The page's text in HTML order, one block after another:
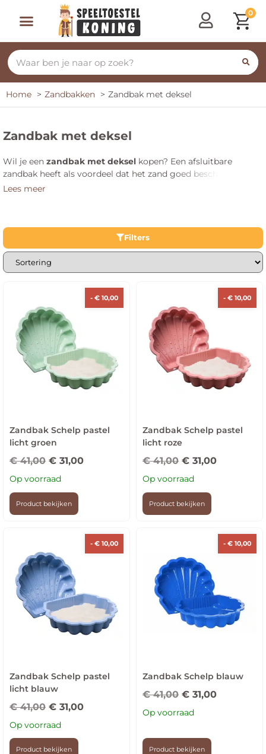
0
Home Zandbakken Zandbak met deksel
Zandbak met deksel
Wil je een zandbak met deksel kopen? Een afsluitbare
zandbak heeft als voordeel dat het zand goed beschermd blijft
tegen ongedierte. Sluit de deksel na het spelen af, en het zand
Lees meer
Filters
-€ 10,00
Zandbak Schelp pastel
licht groen
€41,00 € 31,00
Op voorraad
Product bekijken
-€ 10,00
Zandbak Schelp pastel
licht roze
€41,00 € 31,00
Op voorraad
Product bekijken
-€ 10,00
Zandbak Schelp pastel
licht blauw
€41,00 € 31,00
Op voorraad
Product bekijken
-€ 10,00
Zandbak Schelp blauw
€41,00 € 31,00
Op voorraad
Product bekijken